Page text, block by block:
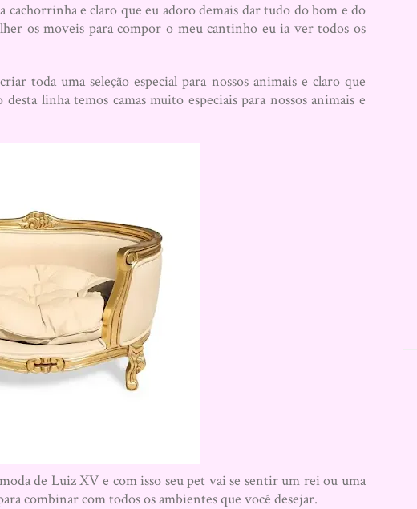
cachorrinha e claro que eu adoro demais dar tudo do bom e do
os moveis para compor o meu cantinho eu ia ver todos os
toda uma seleção especial para nossos animais e claro que
linha temos camas muito especiais para nossos animais e
de Luiz XV e com isso seu pet vai se sentir um rei ou uma
combinar com todos os ambientes que você desejar.